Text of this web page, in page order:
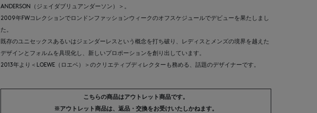
ANDERSON（ジェイダブリュアンダーソン）＞。
2009年FWコレクションでロンドンファッションウィークのオフスケジュールでデビューを果たしまし
た。
既存のユニセックスあるいはジェンダーレスという概念を打ち破り、レディスとメンズの境界を越えた
デザインとフォルムを具現化し、新しいプロポーションを創り出しています。
2013年より＜LOEWE（ロエベ）＞のクリエティブディレクターも務める、話題のデザイナーです。
こちらの商品はアウトレット商品です。
※アウトレット商品は、返品・交換をお受けいたしかねます。